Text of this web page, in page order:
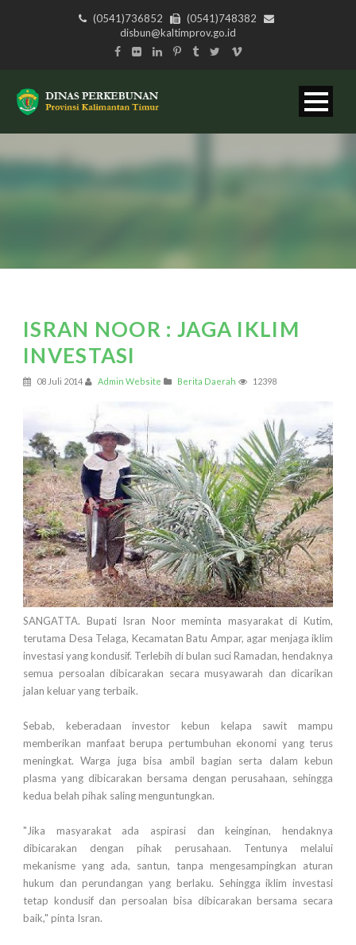
(0541)736852
(0541)748382
disbun@kaltimprov.go.id
ISRAN NOOR : JAGA IKLIM
INVESTASI
08 Juli 2014 Admin Website Berita Daerah 12398
SANGATTA. Bupati Isran Noor meminta masyarakat di Kutim,
terutama Desa Telaga, Kecamatan Batu Ampar, agar menjaga iklim
investasi yang kondusif. Terlebih di bulan suci Ramadan, hendaknya
semua persoalan dibicarakan secara musyawarah dan dicarikan
jalan keluar yang terbaik.
Sebab, keberadaan investor kebun kelapa sawit mampu
memberikan manfaat berupa pertumbuhan ekonomi yang terus
meningkat. Warga juga bisa ambil bagian serta dalam kebun
plasma yang dibicarakan bersama dengan perusahaan, sehingga
kedua belah pihak saling menguntungkan.
"Jika masyarakat ada aspirasi dan keinginan, hendaknya
dibicarakan dengan pihak perusahaan. Tentunya melalui
mekanisme yang ada, santun, tanpa mengesampingkan aturan
hukum dan perundangan yang berlaku. Sehingga iklim investasi
tetap kondusif dan persoalan bisa dibicarakan bersama secara
baik," pinta Isran.